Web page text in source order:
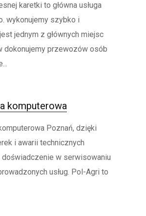
karetki to główna usługa
wykonujemy szybko i
jednym z głównych miejsc
dokonujemy przewozów osób
komputerowa
Poznań, dzięki
i awarii technicznych
w serwisowaniu
usług. Pol-Agri to